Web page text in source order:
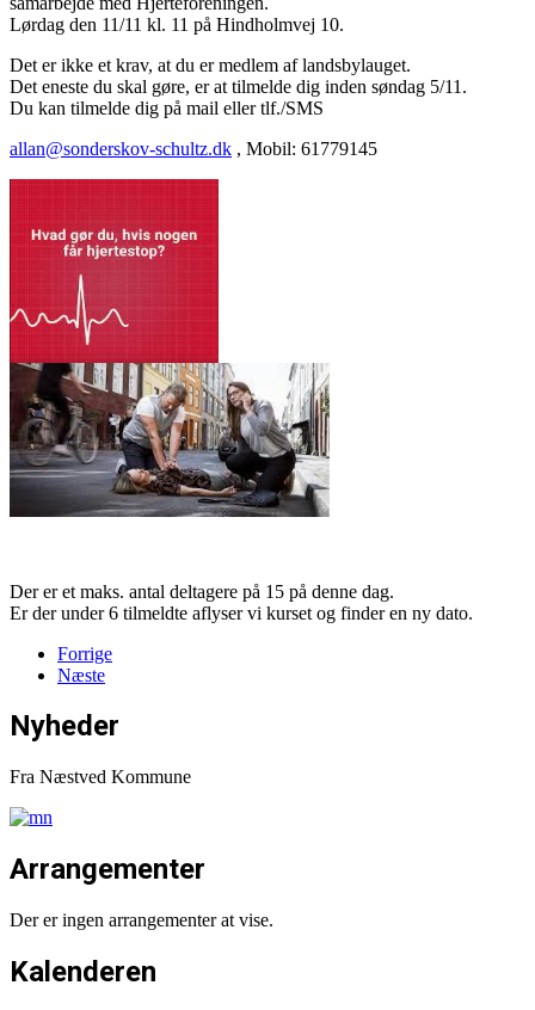
Lørdag den 11/11 kl. 11 på Hindholmvej 10.
Det er ikke et krav, at du er medlem af landsbylauget.
Det eneste du skal gøre, er at tilmelde dig inden søndag 5/11.
Du kan tilmelde dig på mail eller tlf./SMS
allan@sonderskov-schultz.dk , Mobil: 61779145
Der er et maks. antal deltagere på 15 på denne dag.
Er der under 6 tilmeldte aflyser vi kurset og finder en ny dato.
Forrige
Næste
Nyheder
Fra Næstved Kommune
Arrangementer
Der er ingen arrangementer at vise.
Kalenderen